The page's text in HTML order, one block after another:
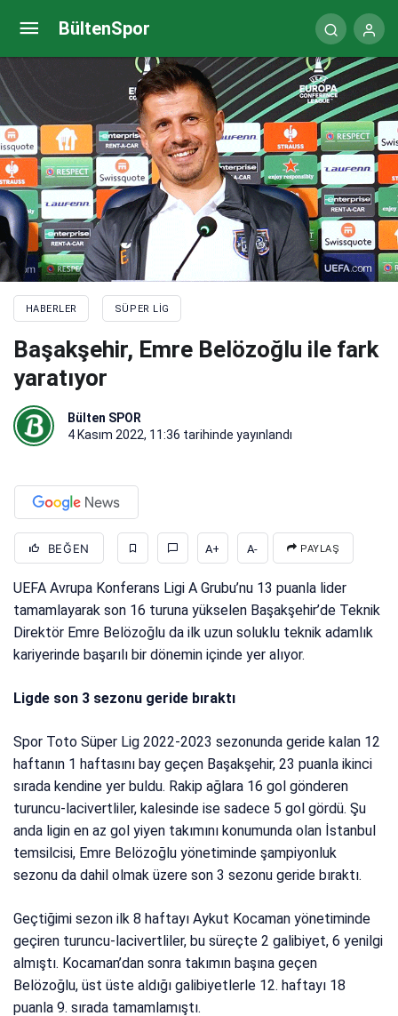
BültenSpor
HABERLER SÜPER LIG
Başakşehir, Emre Belözoğlu ile fark
yaratıyor
Bülten SPOR
4 Kasım 2022, 11:36 tarihinde yayınlandı
BEĞEN A+ A- PAYLAŞ
UEFA Avrupa Konferans Ligi A Grubu’nu 13 puanla lider
tamamlayarak son 16 turuna yükselen Başakşehir’de Teknik
Direktör Emre Belözoğlu da ilk uzun soluklu teknik adamlık
kariyerinde başarılı bir dönemin içinde yer alıyor.
Ligde son 3 sezonu geride bıraktı
Spor Toto Süper Lig 2022-2023 sezonunda geride kalan 12
haftanın 1 haftasını bay geçen Başakşehir, 23 puanla ikinci
sırada kendine yer buldu. Rakip ağlara 16 gol gönderen
turuncu-lacivertliler, kalesinde ise sadece 5 gol gördü. Şu
anda ligin en az gol yiyen takımını konumunda olan İstanbul
temsilcisi, Emre Belözoğlu yönetiminde şampiyonluk
sezonu da dahil olmak üzere son 3 sezonu geride bıraktı.
Geçtiğimi sezon ilk 8 haftayı Aykut Kocaman yönetiminde
geçiren turuncu-lacivertliler, bu süreçte 2 galibiyet, 6 yenilgi
almıştı. Kocaman’dan sonra takımın başına geçen
Belözoğlu, üst üste aldığı galibiyetlerle 12. haftayı 18
puanla 9. sırada tamamlamıştı.
Beşiktaş derbisi öncesinde Galatasaray’da son